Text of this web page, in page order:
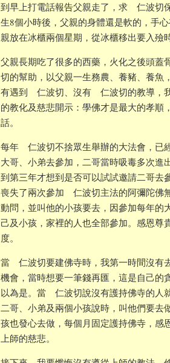
到早上打電話報告父親走了，求 仁波切
生8個小時後，父親的身體還是軟的，手
親放在冰櫃兩個星期，從冰櫃移出要入殮
父親長期吃了很多的西藥，火化之後頭
切的幫助，以父親一生務農、養豬、養魚
有遇到 仁波切、沒有 仁波切的教導，
的教化及慈悲開示：學佛才是最大的孝
話。
每年 仁波切不捨眾生舉辦的大法會，已
大哥、小弟去參加，二哥當時吸毒多次進
到第三年才想到是否可以試試邀請二哥去
喪失了兩次參加 仁波切主法的阿彌陀佛
動問，並叫他的小孩要去，因參加每年的
己及小孩，家裡的人也全部參加。感恩
度。
當 仁波切要建佛寺時，我第一時間沒有
機會，當時想要一筆錢再匯，這是自己的
以為是。當 仁波切說沒有護持佛寺的人
二哥、小弟及兩個小孩說時，叫他們要去
孩也發心去做，每個月固定護持佛寺，
上師的慈悲。